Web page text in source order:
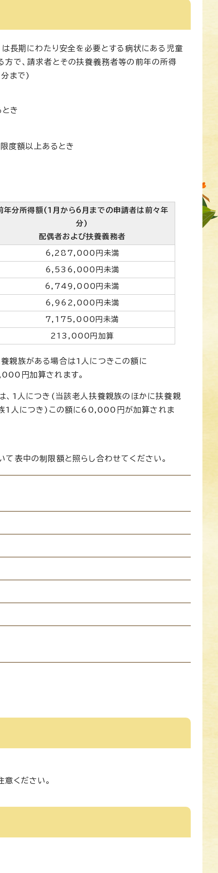
長期にわたり安全を必要とする病状にある児童
で、請求者とその扶養義務者等の前年の所得
まで)
き
度額以上あるとき
年分所得額(1月から6月までの申請者は前々年
分)
配偶者および扶養義務者
6,287,000円未満
6,536,000円未満
6,749,000円未満
6,962,000円未満
7,175,000円未満
213,000円加算
親族がある場合は1人につきこの額に
円加算されます。
、1人につき(当該老人扶養親族のほかに扶養親
1人につき)この額に60,000円が加算されま
表中の制限額と照らし合わせてください。
ください。